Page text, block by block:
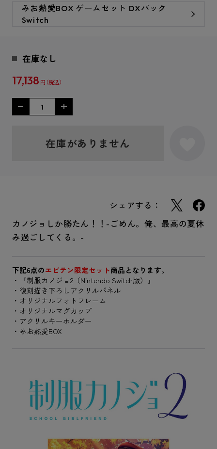
みお熱愛BOX ゲームセット DXパック
Switch
在庫なし
17,138 円
在庫がありません
シェアする：
カノジョしか勝たん！！-ごめん。俺、最高の夏休
み過ごしてくる。-
下記6点のエビテン限定セット商品となります。
・『制服カノジョ2（Nintendo Switch版）』
・復刻描き下ろしアクリルパネル
・オリジナルフォトフレーム
・オリジナルマグカップ
・アクリルキーホルダー
・みお熱愛BOX